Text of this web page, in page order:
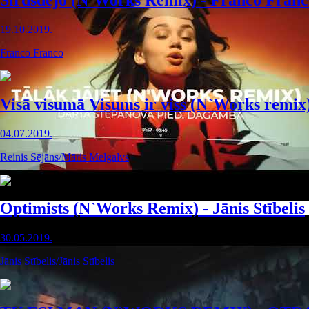
19.10.2019.
Franco Franco
Visā visumā Visums ir viss (N`Works
04.07.2019.
Reinis Sējāns/Māris Melgalvs
Optimists (N`Works Remix) - Jānis Stībelis
30.05.2019.
Jānis Stībelis/Jānis Stībelis